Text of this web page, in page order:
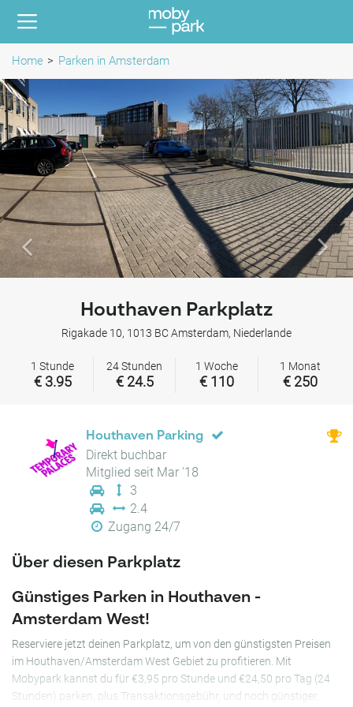
Home Parken in Amsterdam
Houthaven Parkplatz
Rigakade 10, 1013 BC Amsterdam, Niederlande
1 Stunde
€ 3.95
24 Stunden
€ 24.5
1 Woche
€ 110
1 Monat
€ 250
Houthaven Parking
Direkt buchbar
Mitglied seit Mar '18
3
2.4
Zugang 24/7
Über diesen Parkplatz
Günstiges Parken in Houthaven -
Amsterdam West!
Reserviere jetzt deinen Parkplatz, um von den günstigsten Preisen
im Houthaven/Amsterdam West Gebiet zu profitieren. Mit
Mobypark kannst du für €3,95 pro Stunde und €24,50 pro Tag (24
Stunden) parken, plus Transaktionsgebühr, und noch günstiger,